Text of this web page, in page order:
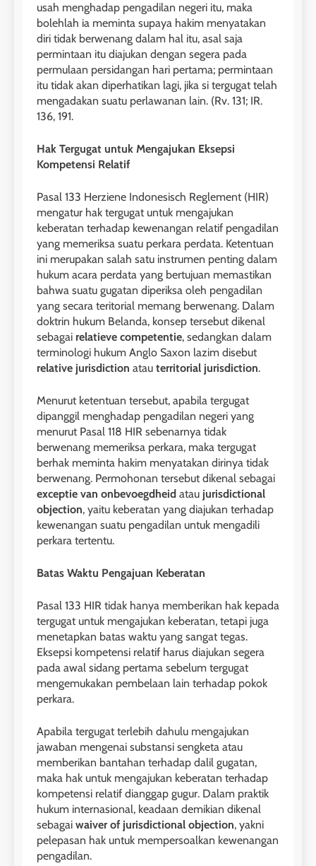
usah menghadap pengadilan negeri itu, maka
bolehlah ia meminta supaya hakim menyatakan
diri tidak berwenang dalam hal itu, asal saja
permintaan itu diajukan dengan segera pada
permulaan persidangan hari pertama; permintaan
itu tidak akan diperhatikan lagi, jika si tergugat telah
mengadakan suatu perlawanan lain. (Rv. 131; IR.
136, 191.
Hak Tergugat untuk Mengajukan Eksepsi
Kompetensi Relatif
Pasal 133 Herziene Indonesisch Reglement (HIR)
mengatur hak tergugat untuk mengajukan
keberatan terhadap kewenangan relatif pengadilan
yang memeriksa suatu perkara perdata. Ketentuan
ini merupakan salah satu instrumen penting dalam
hukum acara perdata yang bertujuan memastikan
bahwa suatu gugatan diperiksa oleh pengadilan
yang secara teritorial memang berwenang. Dalam
doktrin hukum Belanda, konsep tersebut dikenal
sebagai relatieve competentie, sedangkan dalam
terminologi hukum Anglo Saxon lazim disebut
relative jurisdiction atau territorial jurisdiction.
Menurut ketentuan tersebut, apabila tergugat
dipanggil menghadap pengadilan negeri yang
menurut Pasal 118 HIR sebenarnya tidak
berwenang memeriksa perkara, maka tergugat
berhak meminta hakim menyatakan dirinya tidak
berwenang. Permohonan tersebut dikenal sebagai
exceptie van onbevoegdheid atau jurisdictional
objection, yaitu keberatan yang diajukan terhadap
kewenangan suatu pengadilan untuk mengadili
perkara tertentu.
Batas Waktu Pengajuan Keberatan
Pasal 133 HIR tidak hanya memberikan hak kepada
tergugat untuk mengajukan keberatan, tetapi juga
menetapkan batas waktu yang sangat tegas.
Eksepsi kompetensi relatif harus diajukan segera
pada awal sidang pertama sebelum tergugat
mengemukakan pembelaan lain terhadap pokok
perkara.
Apabila tergugat terlebih dahulu mengajukan
jawaban mengenai substansi sengketa atau
memberikan bantahan terhadap dalil gugatan,
maka hak untuk mengajukan keberatan terhadap
kompetensi relatif dianggap gugur. Dalam praktik
hukum internasional, keadaan demikian dikenal
sebagai waiver of jurisdictional objection, yakni
pelepasan hak untuk mempersoalkan kewenangan
pengadilan.